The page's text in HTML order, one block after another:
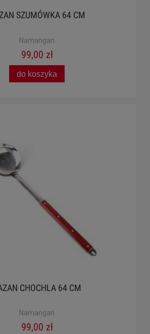
SZUMÓWKA 64 CM
Namangan
99,00 zł
do koszyka
CHOCHLA 64 CM
Namangan
99,00 zł